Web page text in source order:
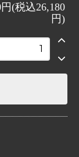
円(税込26,180
円)